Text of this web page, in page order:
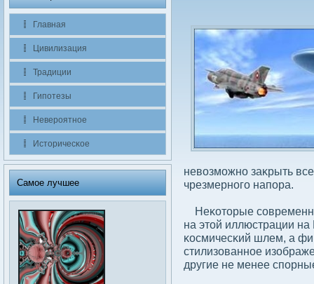
Главная
Цивилизация
Традиции
Гипотезы
Невероятное
Историчесκое
Самое лучшее
невοзможно заκрыть
чрезмерного напора.
Неκоторые
на этой иллюстрации
κосмичесκий шлем, а
стилизованное
другие не менее